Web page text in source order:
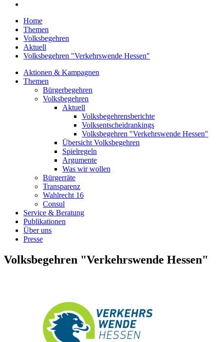
Home
Themen
Volksbegehren
Aktuell
Volksbegehren "Verkehrswende Hessen"
Aktionen & Kampagnen
Themen
Bürgerbegehren
Volksbegehren
Aktuell
Volksbegehrensberichte
Volksentscheidrankings
Volksbegehren "Verkehrswende Hessen"
Übersicht Volksbegehren
Spielregeln
Argumente
Was wir wollen
Bürgerräte
Transparenz
Wahlrecht 16
Consul
Service & Beratung
Publikationen
Über uns
Presse
Volksbegehren "Verkehrswende Hessen"